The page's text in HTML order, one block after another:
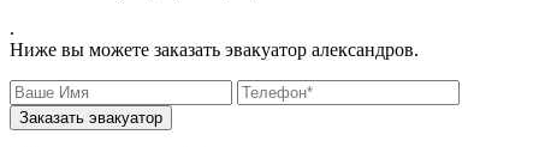
.
Ниже вы можете заказать эвакуатор александров.
Заказать эвакуатор